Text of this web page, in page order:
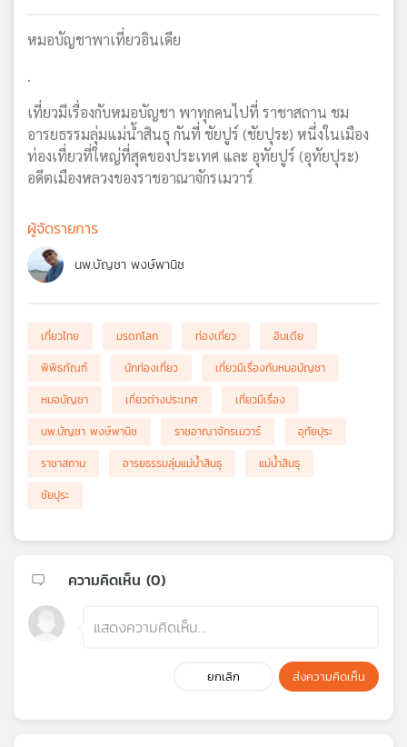
หมอบัญชาพาเที่ยวอินเดีย
.
เที่ยวมีเรื่องกับหมอบัญชา พาทุกคนไปที่ ราชาสถาน ชม
อารยธรรมลุ่มแม่น้ำสินธุ กันที่ ชัยปูร์ (ชัยปุระ) หนึ่งในเมือง
ท่องเที่ยวที่ใหญ่ที่สุดของประเทศ และ อุทัยปูร์ (อุทัยปุระ)
อดีตเมืองหลวงของราชอาณาจักรเมวาร์
ผู้จัดรายการ
นพ.บัญชา พงษ์พานิช
เที่ยวไทย มรดกโลก ท่องเที่ยว
อินเดีย
พิพิธภัณฑ์
นักท่องเที่ยว
เที่ยวมีเรื่องกับหมอบัญชา
หมอบัญชา
เที่ยวต่างประเทศ
เที่ยวมีเรื่อง
นพ.บัญชา พงษ์พานิช
ราชอาณาจักรเมวาร์
อุทัยปุระ
ราชาสถาน
อารยธรรมลุ่มแม่น้ำสินธุ
แม่น้ำสินธุ
ชัยปุระ
ความคิดเห็น (0)
ยกเลิก ส่งความคิดเห็น